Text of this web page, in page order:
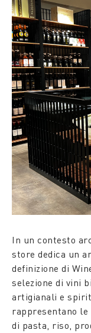
In un contesto
store dedica un
definizione di
selezione di vini
artigianali e
rappresentano
di pasta, riso,